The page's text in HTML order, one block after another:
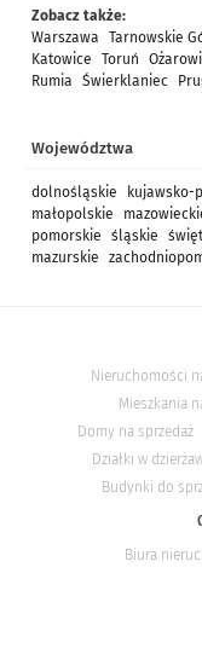
Zobacz także:
Warszawa
Tarnowskie
Katowice
Toruń
Rumia
Świerklaniec
Województwa
dolnośląskie kujawsko-
małopolskie
pomorskie
śląskie
mazurskie
Nieruchomości
Mieszkania
Domy na sprzedaż
Działki w
Budynki do
Biura